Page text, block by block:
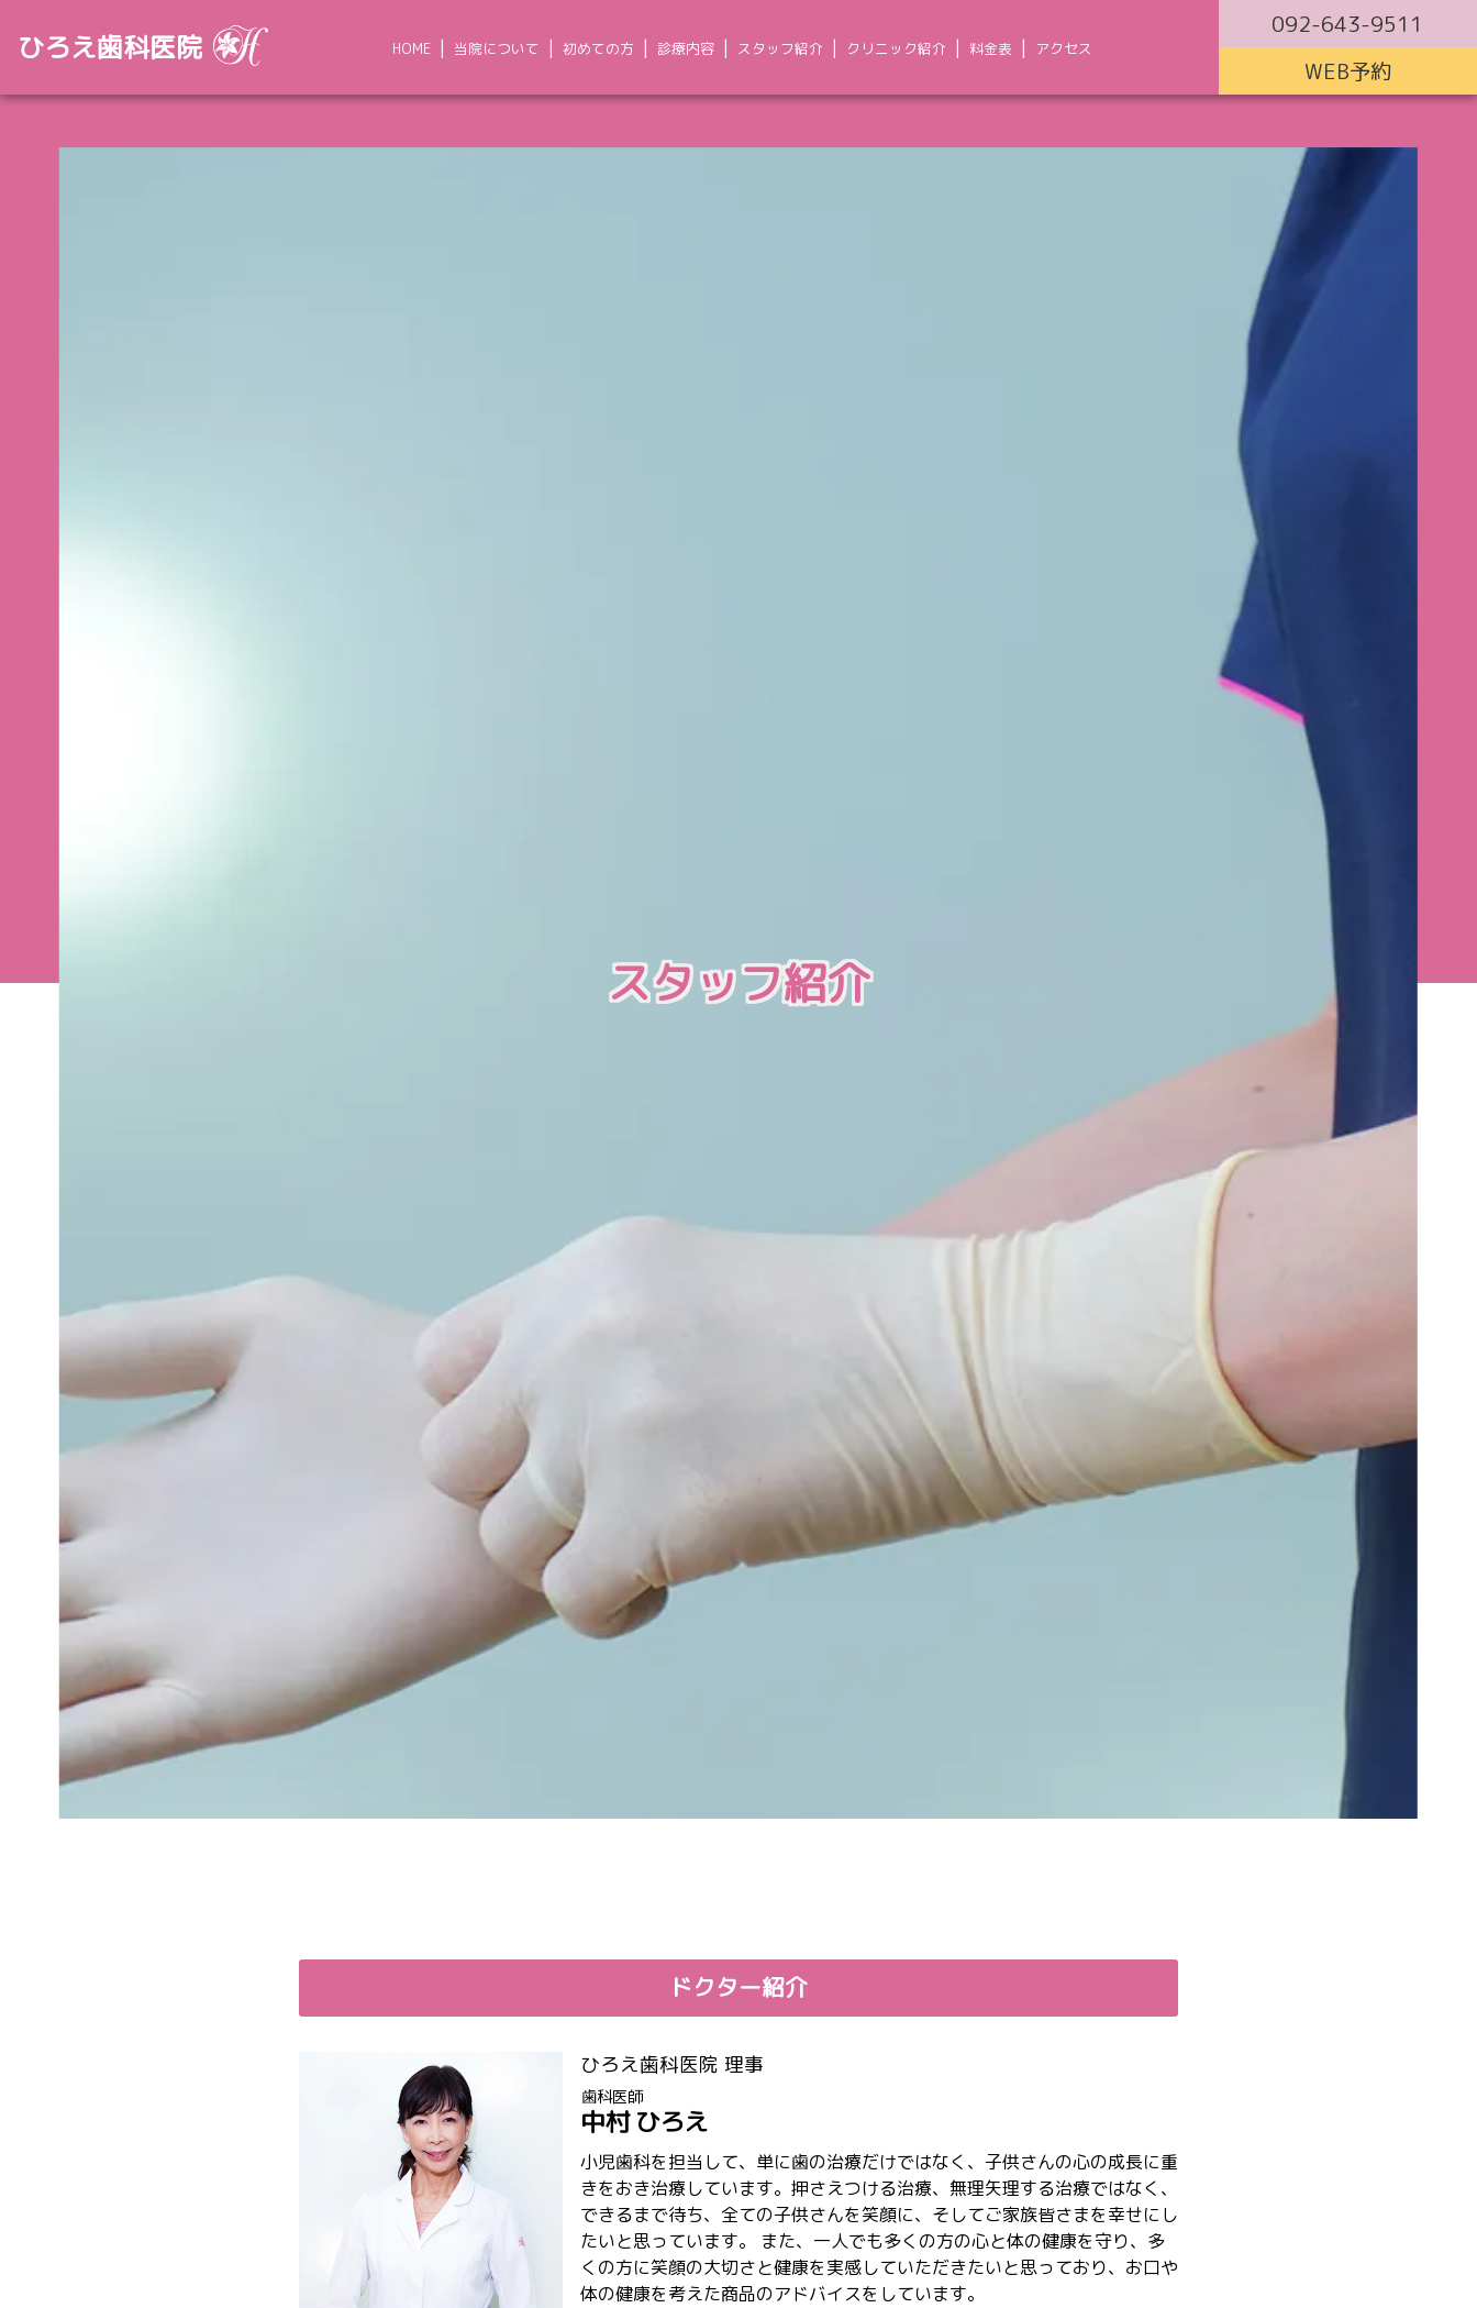
ひろえ歯科医院 HOME 当院について 初めての方 診療内容 スタッフ紹介 クリニック紹介 料金表 アクセス
092-643-9511
WEB予約
スタッフ紹介
ドクター紹介
ひろえ歯科医院 理事
歯科医師
中村 ひろえ
小児歯科を担当して、単に歯の治療だけではなく、子供さんの心の成長に重
きをおき治療しています。押さえつける治療、無理矢理する治療ではなく、
できるまで待ち、全ての子供さんを笑顔に、そしてご家族皆さまを幸せにし
たいと思っています。 また、一人でも多くの方の心と体の健康を守り、多
くの方に笑顔の大切さと健康を実感していただきたいと思っており、お口や
体の健康を考えた商品のアドバイスをしています。